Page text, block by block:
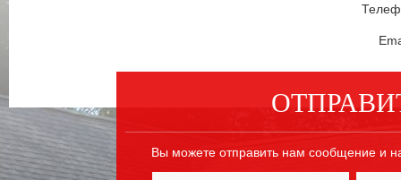
Вы можете отправить нам сообщение и